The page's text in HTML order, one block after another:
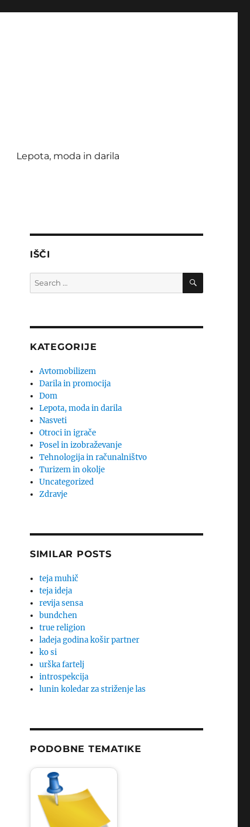
Lepota, moda in darila
IŠČI
Search
for:
SEARCH
KATEGORIJE
Avtomobilizem
Darila in promocija
Dom
Lepota, moda in darila
Nasveti
Otroci in igrače
Posel in izobraževanje
Tehnologija in računalništvo
Turizem in okolje
Uncategorized
Zdravje
SIMILAR POSTS
teja muhič
teja ideja
revija sensa
bundchen
true religion
ladeja godina košir partner
ko si
urška fartelj
introspekcija
lunin koledar za striženje las
PODOBNE TEMATIKE